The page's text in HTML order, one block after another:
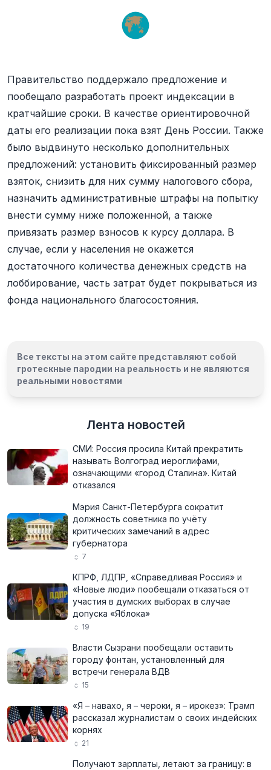
Правительство поддержало предложение и
пообещало разработать проект индексации в
кратчайшие сроки. В качестве ориентировочной
даты его реализации пока взят День России. Также
было выдвинуто несколько дополнительных
предложений: установить фиксированный размер
взяток, снизить для них сумму налогового сбора,
назначить административные штрафы на попытку
внести сумму ниже положенной, а также
привязать размер взносов к курсу доллара. В
случае, если у населения не окажется
достаточного количества денежных средств на
лоббирование, часть затрат будет покрываться из
фонда национального благосостояния.
Все тексты на этом сайте представляют собой
гротескные пародии на реальность и не являются
реальными новостями
Лента новостей
СМИ: Россия просила Китай прекратить
называть Волгоград иероглифами,
означающими «город Сталина». Китай
отказался
Мэрия Санкт-Петербурга сократит
должность советника по учёту
критических замечаний в адрес
губернатора
7
КПРФ, ЛДПР, «Справедливая Россия» и
«Новые люди» пообещали отказаться от
участия в думских выборах в случае
допуска «Яблока»
19
Власти Сызрани пообещали оставить
городу фонтан, установленный для
встречи генерала ВДВ
15
«Я – навахо, я – чероки, я – ирокез»: Трамп
рассказал журналистам о своих индейских
корнях
21
Получают зарплаты, летают за границу: в